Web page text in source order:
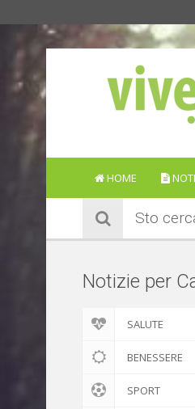
HOME
Sto
Notizie per
SALUTE
BENESSERE
SPORT